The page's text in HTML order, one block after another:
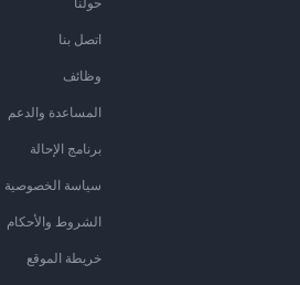
اتصل بنا
وظائف
المساعدة والدعم
برنامج الإحالة
سياسة الخصوصية
الشروط والأحكام
خريطة الموقع